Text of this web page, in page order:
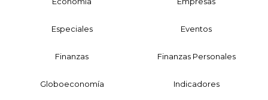
Especiales Eventos
Finanzas Finanzas Personales
Globoeconomía Indicadores